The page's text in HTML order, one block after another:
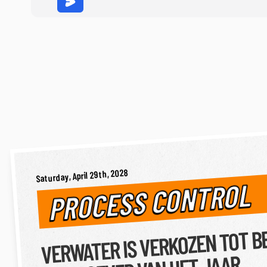
Saturday, April 29th, 2028
PROCESS CONTROL
VERWATER IS VERKOZEN TOT